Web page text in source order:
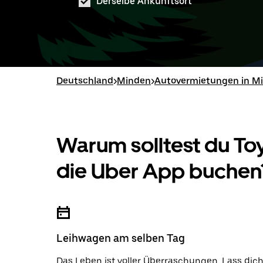
Deutschland>Minden>Autovermietungen in
Warum solltest du
die Uber App
Leihwagen am selben Tag